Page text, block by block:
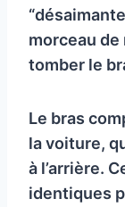
morceau
tomber le
Le bras
la voiture,
à l’arrière.
identiques